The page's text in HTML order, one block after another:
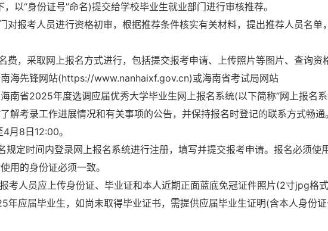
以“身份证号”命名)提交给学校毕业生就业部门进行审核推荐。
对报考人员进行资格初审，根据推荐条件核实有关材料，提出推荐人员名单
费，采取网上报名方式进行，包括提交报考申请、上传照片等图片、查询资
海先锋网站(https://www.nanhaixf.gov.cn)或海南省考试局网站
南省2025年度选调应届优秀大学毕业生网上报名系统(以下简称“网上报名
解考录工作进展情况和有关事项的公告，并保持报名时登记的联系方式畅通
月8日12:00。
规定时间内登录网上报名系统进行注册，填写并提交报考申请。报名必须使
用的身份证必须一致。
考人员应上传身份证、毕业证和本人近期正面蓝底免冠证件照片(2寸jpg格
年应届毕业生，如尚未取得毕业证书，需提供应届毕业生证明(含本人身份